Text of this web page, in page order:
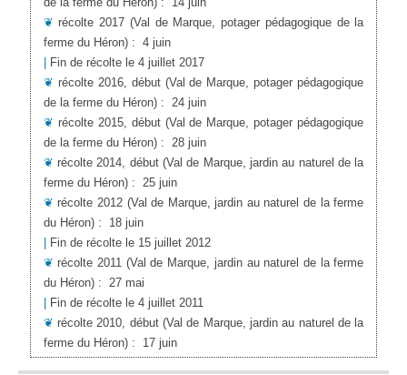
❦récolte 2017 (Val de Marque, potager pédagogique de la
ferme du Héron): 4 juin
Fin de récolte le 4 juillet 2017
❦ récolte 2016, début (Val de Marque, potager pédagogique
de la ferme du Héron): 24 juin
❦ récolte 2015, début (Val de Marque, potager pédagogique
de la ferme du Héron): 28 juin
❦récolte 2014, début (Val de Marque, jardin au naturel de la
ferme du Héron): 25 juin
❦récolte 2012 (Val de Marque, jardin au naturel de la ferme
du Héron): 18 juin
Fin de récolte le 15 juillet 2012
❦récolte 2011 (Val de Marque, jardin au naturel de la ferme
du Héron): 27 mai
Fin de récolte le 4 juillet 2011
❦récolte 2010, début (Val de Marque, jardin au naturel de la
ferme du Héron): 17 juin